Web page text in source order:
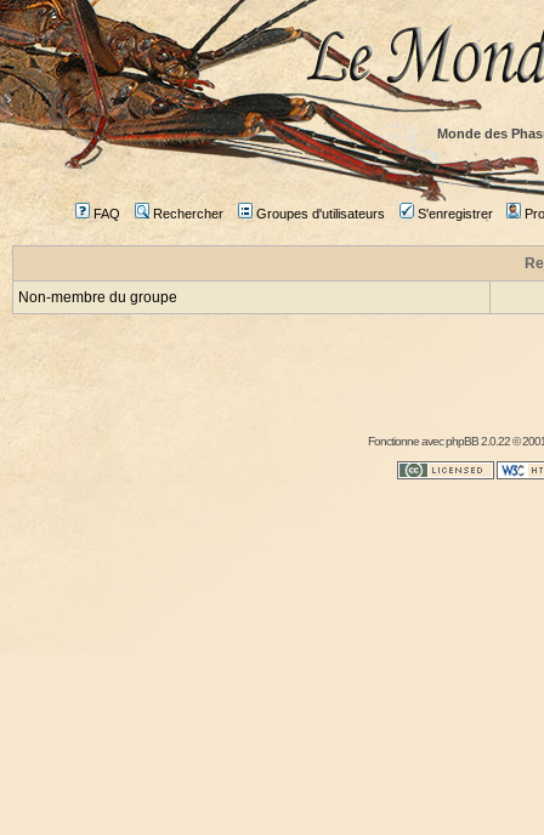
Monde des
FAQ Rechercher Groupes d'utilisateurs S'enregistrer
Non-membre du groupe
Fonctionne avecphpBB2.0.22 ©